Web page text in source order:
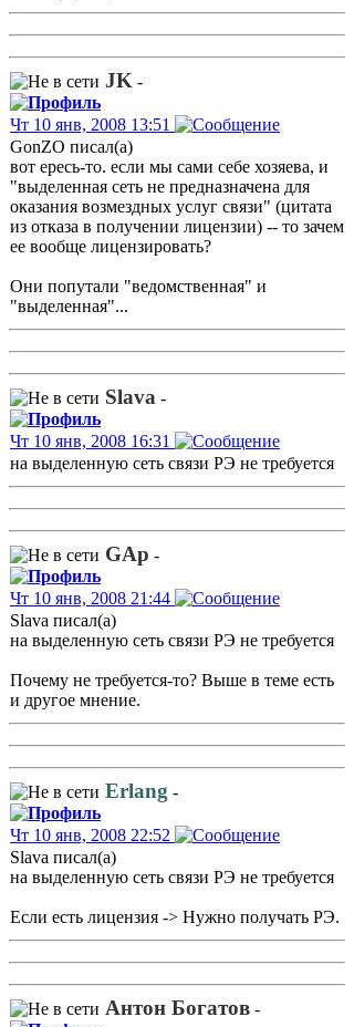
JK -
Чт 10 янв, 2008 13:51
GonZO писал(а)
вот ересь-то. если мы сами себе хозяева, и
"выделенная сеть не предназначена для
оказания возмездных услуг связи" (цитата
из отказа в получении лицензии) -- то зачем
ее вообще лицензировать?
Они попутали "ведомственная" и
"выделенная"...
Slava -
Чт 10 янв, 2008 16:31
на выделенную сеть связи РЭ не требуется
GAp -
Чт 10 янв, 2008 21:44
Slava писал(а)
на выделенную сеть связи РЭ не требуется
Почему не требуется-то? Выше в теме есть
и другое мнение.
Erlang -
Чт 10 янв, 2008 22:52
Slava писал(а)
на выделенную сеть связи РЭ не требуется
Если есть лицензия -> Нужно получать РЭ.
Антон Богатов -